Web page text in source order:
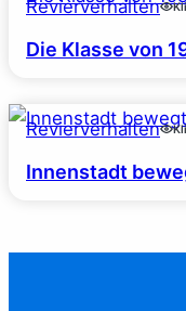
Revierverhalten
Die Klasse von
Revierverhalten
Innenstadt